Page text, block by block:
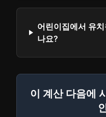
어린이집에서 유
나요?
이 계산 다음에